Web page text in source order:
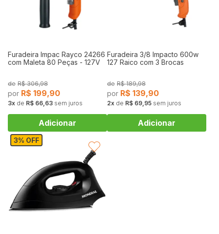
Furadeira Impac Rayco 24266
com Maleta 80 Peças - 127V
R$ 306,98
R$ 199,90
3 de R$ 66,63 sem juros
Furadeira 3/8 Impacto 600w
127 Raico com 3 Brocas
R$ 189,98
R$ 139,90
2 de R$ 69,95 sem juros
3% OFF FAVORITAR